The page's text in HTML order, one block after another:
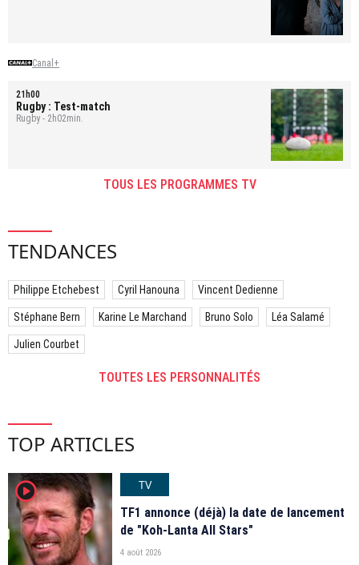
Canal+
21h00
Rugby : Test-match
Rugby - 2h02min.
TOUS LES PROGRAMMES TV
TENDANCES
Philippe Etchebest Cyril Hanouna Vincent Dedienne
Stéphane Bern Karine Le Marchand Bruno Solo Léa Salamé
Julien Courbet
TOUTES LES PERSONNALITÉS
TOP ARTICLES
player2
TV
TF1 annonce (déjà) la date de lancement
de "Koh-Lanta All Stars"
4 août 2026